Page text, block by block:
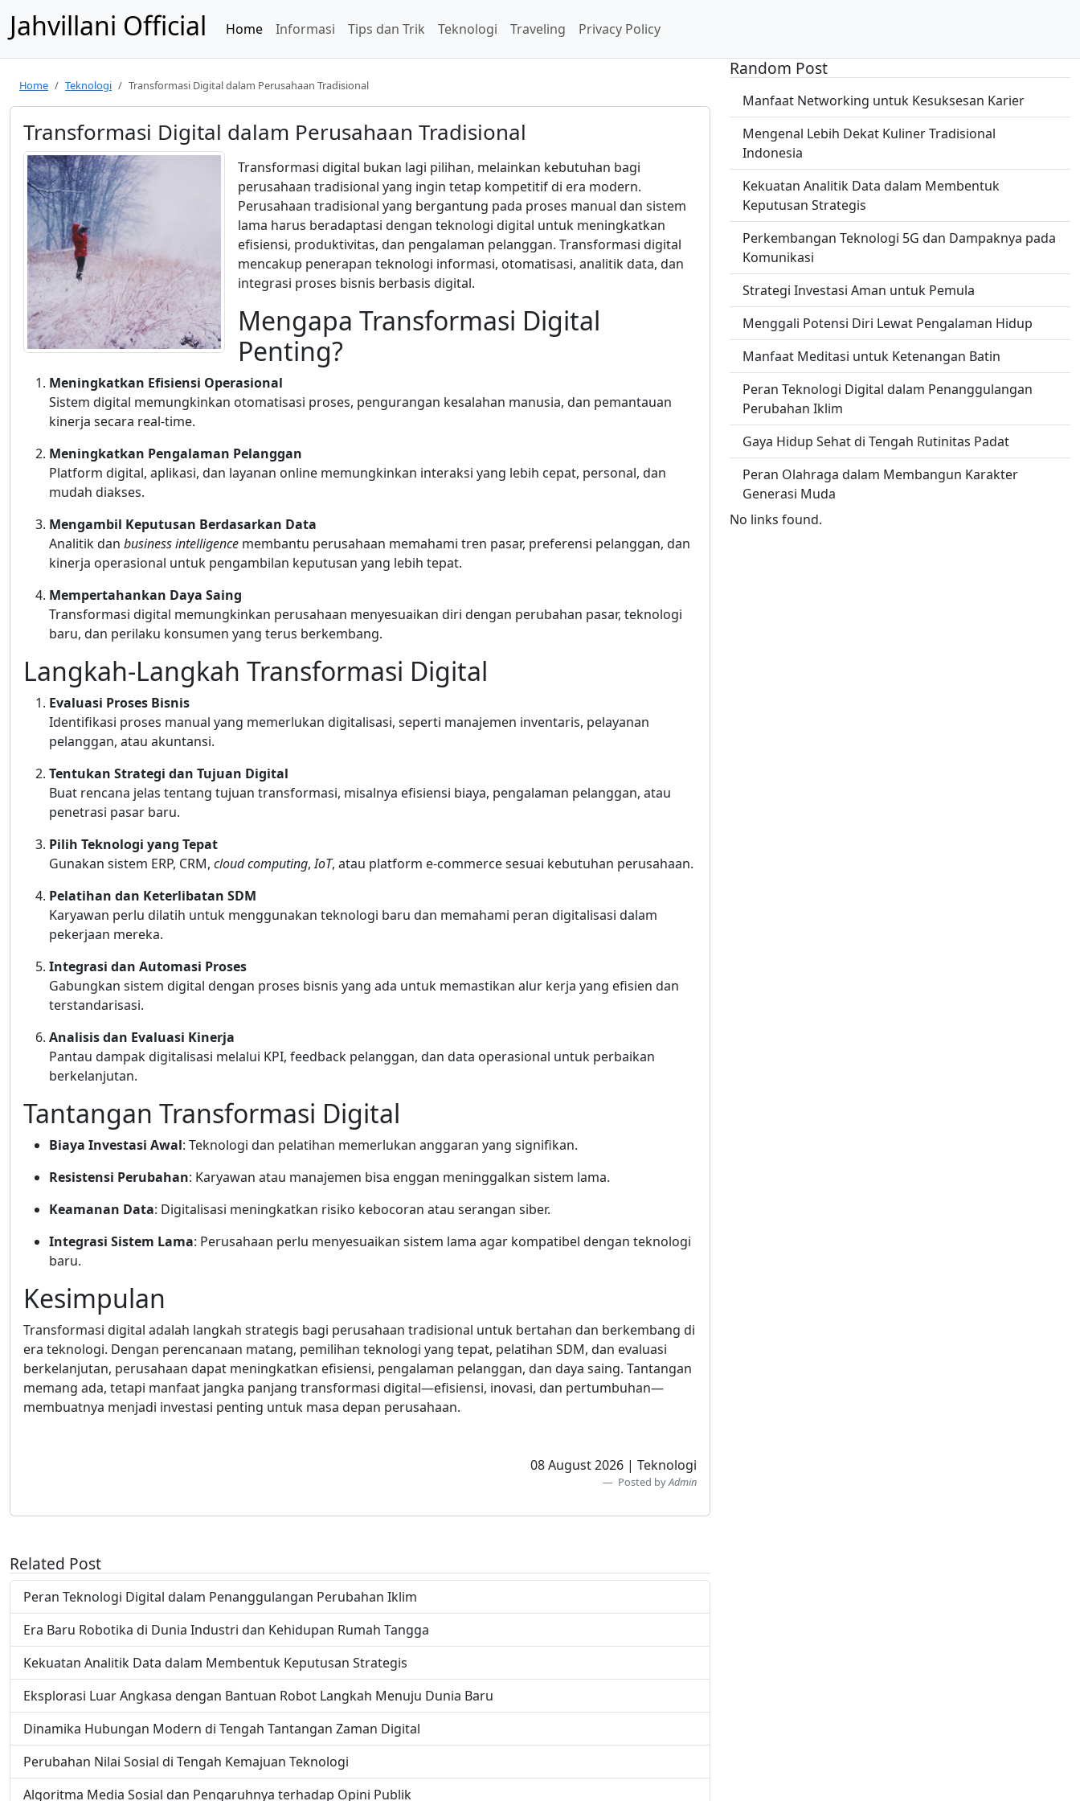
Jahvillani Official Home Informasi Tips dan Trik Teknologi Traveling Privacy Policy
Home Teknologi Transformasi Digital dalam Perusahaan Tradisional
Transformasi Digital dalam Perusahaan Tradisional
Transformasi digital bukan lagi pilihan, melainkan kebutuhan bagi
perusahaan tradisional yang ingin tetap kompetitif di era modern.
Perusahaan tradisional yang bergantung pada proses manual dan sistem
lama harus beradaptasi dengan teknologi digital untuk meningkatkan
efisiensi, produktivitas, dan pengalaman pelanggan. Transformasi digital
mencakup penerapan teknologi informasi, otomatisasi, analitik data, dan
integrasi proses bisnis berbasis digital.
Mengapa Transformasi Digital
Penting?
Meningkatkan Efisiensi Operasional
Sistem digital memungkinkan otomatisasi proses, pengurangan kesalahan manusia, dan pemantauan
kinerja secara real-time.
Meningkatkan Pengalaman Pelanggan
Platform digital, aplikasi, dan layanan online memungkinkan interaksi yang lebih cepat, personal, dan
mudah diakses.
Mengambil Keputusan Berdasarkan Data
Analitik dan business intelligence membantu perusahaan memahami tren pasar, preferensi pelanggan, dan
kinerja operasional untuk pengambilan keputusan yang lebih tepat.
Mempertahankan Daya Saing
Transformasi digital memungkinkan perusahaan menyesuaikan diri dengan perubahan pasar, teknologi
baru, dan perilaku konsumen yang terus berkembang.
Langkah-Langkah Transformasi Digital
Evaluasi Proses Bisnis
Identifikasi proses manual yang memerlukan digitalisasi, seperti manajemen inventaris, pelayanan
pelanggan, atau akuntansi.
Tentukan Strategi dan Tujuan Digital
Buat rencana jelas tentang tujuan transformasi, misalnya efisiensi biaya, pengalaman pelanggan, atau
penetrasi pasar baru.
Pilih Teknologi yang Tepat
Gunakan sistem ERP, CRM, cloud computing,IoT, atau platform e-commerce sesuai kebutuhan perusahaan.
Pelatihan dan Keterlibatan SDM
Karyawan perlu dilatih untuk menggunakan teknologi baru dan memahami peran digitalisasi dalam
pekerjaan mereka.
Integrasi dan Automasi Proses
Gabungkan sistem digital dengan proses bisnis yang ada untuk memastikan alur kerja yang efisien dan
terstandarisasi.
Analisis dan Evaluasi Kinerja
Pantau dampak digitalisasi melalui KPI, feedback pelanggan, dan data operasional untuk perbaikan
berkelanjutan.
Tantangan Transformasi Digital
Biaya Investasi Awal: Teknologi dan pelatihan memerlukan anggaran yang signifikan.
Resistensi Perubahan: Karyawan atau manajemen bisa enggan meninggalkan sistem lama.
Keamanan Data: Digitalisasi meningkatkan risiko kebocoran atau serangan siber.
Integrasi Sistem Lama: Perusahaan perlu menyesuaikan sistem lama agar kompatibel dengan teknologi
baru.
Kesimpulan
Transformasi digital adalah langkah strategis bagi perusahaan tradisional untuk bertahan dan berkembang di
era teknologi. Dengan perencanaan matang, pemilihan teknologi yang tepat, pelatihan SDM, dan evaluasi
berkelanjutan, perusahaan dapat meningkatkan efisiensi, pengalaman pelanggan, dan daya saing. Tantangan
memang ada, tetapi manfaat jangka panjang transformasi digital—efisiensi, inovasi, dan pertumbuhan—
membuatnya menjadi investasi penting untuk masa depan perusahaan.
08 August 2026 | Teknologi
Posted byAdmin
Related Post
Peran Teknologi Digital dalam Penanggulangan Perubahan Iklim
Era Baru Robotika di Dunia Industri dan Kehidupan Rumah Tangga
Kekuatan Analitik Data dalam Membentuk Keputusan Strategis
Eksplorasi Luar Angkasa dengan Bantuan Robot Langkah Menuju Dunia Baru
Dinamika Hubungan Modern di Tengah Tantangan Zaman Digital
Perubahan Nilai Sosial di Tengah Kemajuan Teknologi
Algoritma Media Sosial dan Pengaruhnya terhadap Opini Publik
Random Post
Manfaat Networking untuk Kesuksesan Karier
Mengenal Lebih Dekat Kuliner Tradisional
Indonesia
Kekuatan Analitik Data dalam Membentuk
Keputusan Strategis
Perkembangan Teknologi 5G dan Dampaknya pada
Komunikasi
Strategi Investasi Aman untuk Pemula
Menggali Potensi Diri Lewat Pengalaman Hidup
Manfaat Meditasi untuk Ketenangan Batin
Peran Teknologi Digital dalam Penanggulangan
Perubahan Iklim
Gaya Hidup Sehat di Tengah Rutinitas Padat
Peran Olahraga dalam Membangun Karakter
Generasi Muda
No links found.